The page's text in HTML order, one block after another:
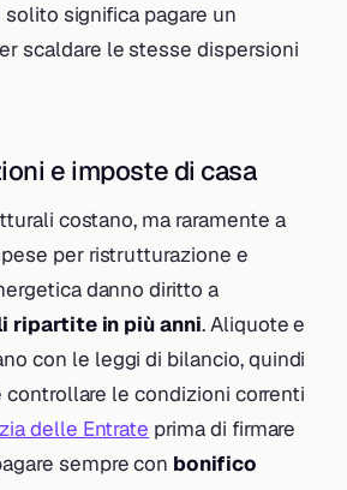
solito significa pagare un
scaldare le stesse dispersioni
e imposte di casa
costano, ma raramente a
per ristrutturazione e
danno diritto a
ripartite in più anni. Aliquote e
con le leggi di bilancio, quindi
le condizioni correnti
delle Entrate prima di firmare
sempre con bonifico